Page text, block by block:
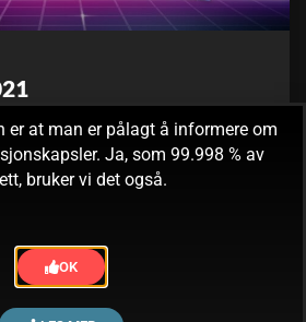
Deler av redaksjonen startet året
utbrent og dypt deprimert, men nå
kommentarer
2 3 4
er at man er pålagt å informere om
Ja, som 99.998 % av
bruker vi det også.
OK